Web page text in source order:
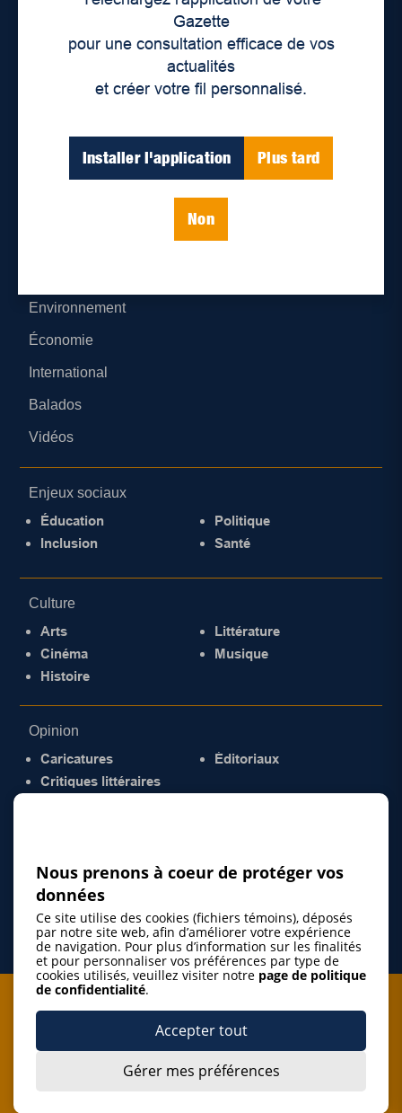
Gazette
pour une consultation efficace de vos
actualités
et créer votre fil personnalisé.
Installer l'application Plus tard
Non
Parutions numériques
Environnement
Économie
International
Balados
Vidéos
Enjeux sociaux
Éducation
Inclusion
Politique
Santé
Culture
Arts
Cinéma
Histoire
Littérature
Musique
Opinion
Caricatures
Critiques littéraires
Éditoriaux
Je m'abonne à l'infolettre
J’accepte de m’abonner à l’infolettre de La Gazette de la
Nous prenons à coeur de protéger vos
données
Ce site utilise des cookies (fichiers témoins), déposés
par notre site web, afin d’améliorer votre expérience
de navigation. Pour plus d’information sur les finalités
et pour personnaliser vos préférences par type de
cookies utilisés, veuillez visiter notre page de politique
de confidentialité.
Accepter tout
Gérer mes préférences